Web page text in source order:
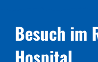
Projekte
Besuch im
Hospital